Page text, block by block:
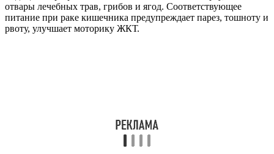
отвары лечебных трав, грибов и ягод. Соответствующее
питание при раке кишечника предупреждает парез, тошноту и
рвоту, улучшает моторику ЖКТ.